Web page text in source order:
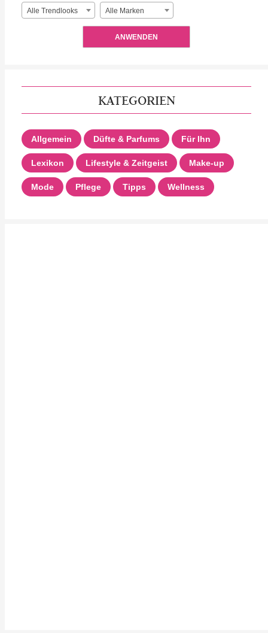
Alle Trendlooks Alle Marken
ANWENDEN
KATEGORIEN
Allgemein Düfte & Parfums Für Ihn
Lexikon Lifestyle & Zeitgeist Make-up
Mode Pflege Tipps Wellness